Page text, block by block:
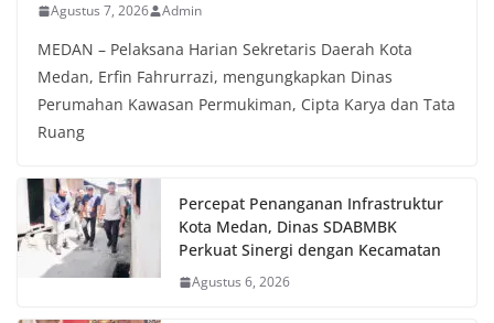
Agustus 7, 2026 Admin
MEDAN – Pelaksana Harian Sekretaris Daerah Kota
Medan, Erfin Fahrurrazi, mengungkapkan Dinas
Perumahan Kawasan Permukiman, Cipta Karya dan Tata
Ruang
Percepat Penanganan Infrastruktur
Kota Medan, Dinas SDABMBK
Perkuat Sinergi dengan Kecamatan
Agustus 6, 2026